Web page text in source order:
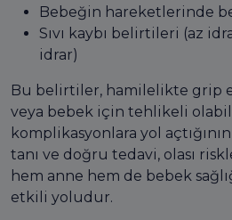
Bebeğin hareketlerinde
Sıvı kaybı belirtileri (az
idrar)
Bu belirtiler, hamilelikte grip
veya bebek için tehlikeli
komplikasyonlara yol
tanı ve doğru tedavi, olası
hem anne hem de bebek
etkili yoludur.